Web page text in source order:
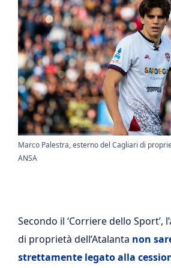
Marco Palestra, esterno del Cagliari di
ANSA
Secondo il ‘Corriere dello Sport’,
di proprietà dell’Atalanta non
strettamente legato alla